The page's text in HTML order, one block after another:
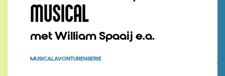
MUSICAL
met William Spaaij e.a.
MUSICALAVONTURENSERIE